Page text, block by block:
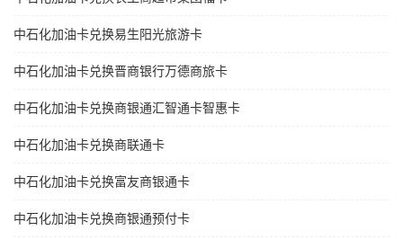
中石化加油卡兑换易生阳光旅游卡
中石化加油卡兑换晋商银行万德商旅卡
中石化加油卡兑换商银通汇智通卡智惠卡
中石化加油卡兑换商联通卡
中石化加油卡兑换富友商银通卡
中石化加油卡兑换商银通预付卡